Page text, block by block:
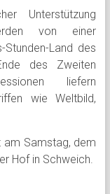
Unterstützung
von einer
Land des
des Zweiten
liefern
wie Weltbild,
Samstag, dem
Hof in Schweich.